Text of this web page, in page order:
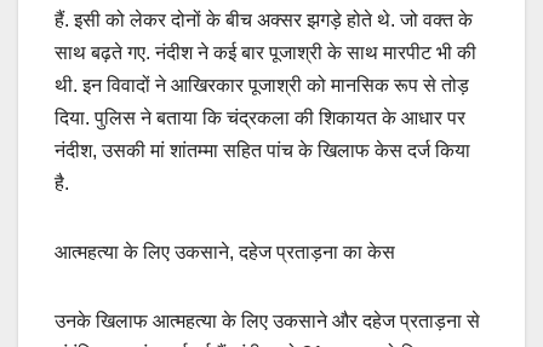
हैं. इसी को लेकर दोनों के बीच अक्सर झगड़े होते थे. जो वक्त के
साथ बढ़ते गए. नंदीश ने कई बार पूजाश्री के साथ मारपीट भी की
थी. इन विवादों ने आखिरकार पूजाश्री को मानसिक रूप से तोड़
दिया. पुलिस ने बताया कि चंद्रकला की शिकायत के आधार पर
नंदीश, उसकी मां शांतम्मा सहित पांच के खिलाफ केस दर्ज किया
है.
आत्महत्या के लिए उकसाने, दहेज प्रताड़ना का केस
उनके खिलाफ आत्महत्या के लिए उकसाने और दहेज प्रताड़ना से